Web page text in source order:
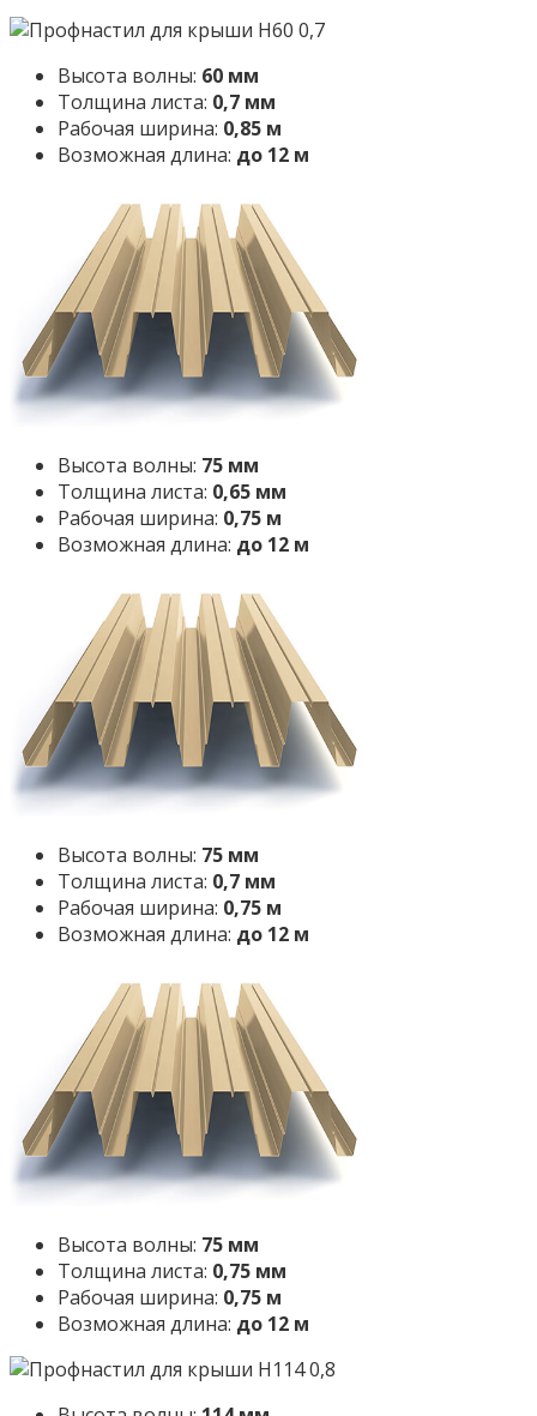
Высота волны: 60 мм
Толщина листа: 0,7 мм
Рабочая ширина: 0,85 м
Возможная длина: до 12 м
Высота волны: 75 мм
Толщина листа: 0,65 мм
Рабочая ширина: 0,75 м
Возможная длина: до 12 м
Высота волны: 75 мм
Толщина листа: 0,7 мм
Рабочая ширина: 0,75 м
Возможная длина: до 12 м
Высота волны: 75 мм
Толщина листа: 0,75 мм
Рабочая ширина: 0,75 м
Возможная длина: до 12 м